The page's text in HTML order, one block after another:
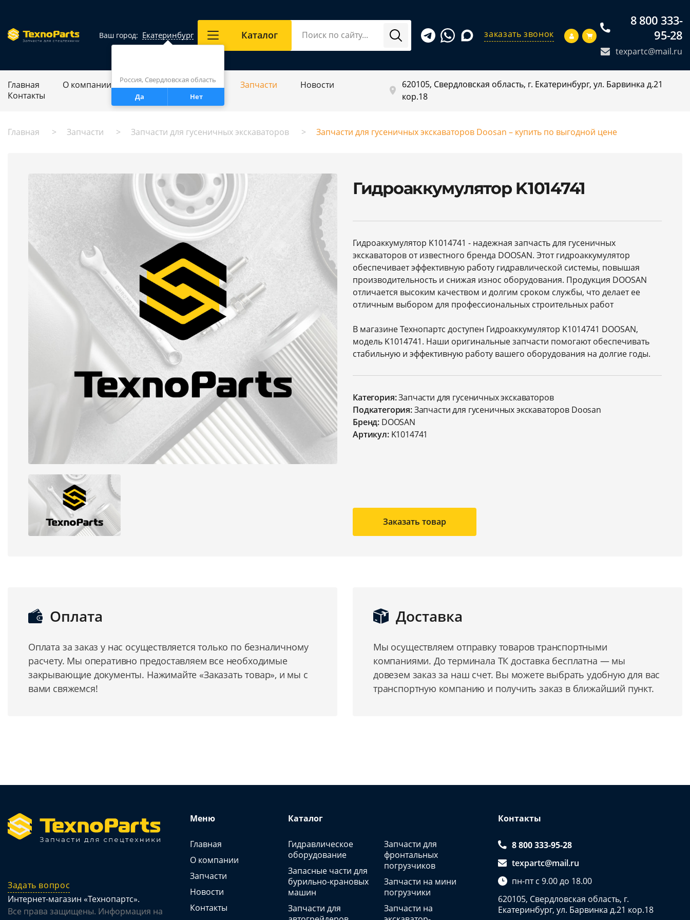
Ваш город: Екатеринбург
Россия, Свердловская область
Да
Нет
Каталог заказать звонок
8 800 333-
95-28
texpartc@mail.ru
Главная О компании Ремонт спецтехники Запчасти
Новости
Контакты
620105, Свердловская область, г. Екатеринбург, ул. Барвинка д.21
кор.18
Главная Запчасти Запчасти для гусеничных экскаваторов Запчасти для гусеничных экскаваторов Doosan – купить по выгодной цене
Гидроаккумулятор K1014741
Гидроаккумулятор K1014741 - надежная запчасть для гусеничных
экскаваторов от известного бренда DOOSAN. Этот гидроаккумулятор
обеспечивает эффективную работу гидравлической системы, повышая
производительность и снижая износ оборудования. Продукция DOOSAN
отличается высоким качеством и долгим сроком службы, что делает ее
отличным выбором для профессиональных строительных работ
В магазине Технопартс доступен Гидроаккумулятор K1014741 DOOSAN,
модель K1014741. Наши оригинальные запчасти помогают обеспечивать
стабильную и эффективную работу вашего оборудования на долгие годы.
Категория:Запчасти для гусеничных экскаваторов
Подкатегория:Запчасти для гусеничных экскаваторов Doosan
Бренд: DOOSAN
Артикул:K1014741
Заказать товар
Оплата
Оплата за заказ у нас осуществляется только по безналичному
расчету. Мы оперативно предоставляем все необходимые
закрывающие документы. Нажимайте «Заказать товар», и мы с
вами свяжемся!
Доставка
Мы осуществляем отправку товаров транспортными
компаниями. До терминала ТК доставка бесплатна — мы
довезем заказ за наш счет. Вы можете выбрать удобную для вас
транспортную компанию и получить заказ в ближайший пункт.
Задать вопрос
Интернет-магазин «Технопартс».
Все права защищены. Информация на
Меню
Главная
О компании
Запчасти
Новости
Контакты
Каталог
Гидравлическое
оборудование
Запасные части для
бурильно-крановых
машин
Запчасти для
Запчасти для
фронтальных
погрузчиков
Запчасти на мини
погрузчики
Запчасти на
Контакты
8 800 333-95-28
texpartc@mail.ru
пн-пт с 9.00 до 18.00
620105, Свердловская область, г.
Екатеринбург, ул. Барвинка д.21 кор.18